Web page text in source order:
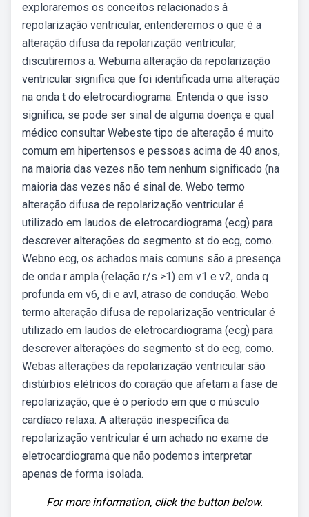
exploraremos os conceitos relacionados à
repolarização ventricular, entenderemos o que é a
alteração difusa da repolarização ventricular,
discutiremos a. Webuma alteração da repolarização
ventricular significa que foi identificada uma alteração
na onda t do eletrocardiograma. Entenda o que isso
significa, se pode ser sinal de alguma doença e qual
médico consultar Webeste tipo de alteração é muito
comum em hipertensos e pessoas acima de 40 anos,
na maioria das vezes não tem nenhum significado (na
maioria das vezes não é sinal de. Webo termo
alteração difusa de repolarização ventricular é
utilizado em laudos de eletrocardiograma (ecg) para
descrever alterações do segmento st do ecg, como.
Webno ecg, os achados mais comuns são a presença
de onda r ampla (relação r/s >1) em v1 e v2, onda q
profunda em v6, di e avl, atraso de condução. Webo
termo alteração difusa de repolarização ventricular é
utilizado em laudos de eletrocardiograma (ecg) para
descrever alterações do segmento st do ecg, como.
Webas alterações da repolarização ventricular são
distúrbios elétricos do coração que afetam a fase de
repolarização, que é o período em que o músculo
cardíaco relaxa. A alteração inespecífica da
repolarização ventricular é um achado no exame de
eletrocardiograma que não podemos interpretar
apenas de forma isolada.
For more information, click the button below.